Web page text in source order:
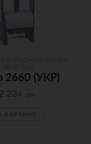
2660 (УКР)
2 234 грн
КОРЗИНУ